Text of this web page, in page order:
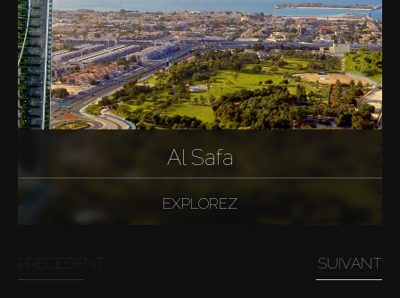
Al Safa
EXPLOREZ
SUIVANT